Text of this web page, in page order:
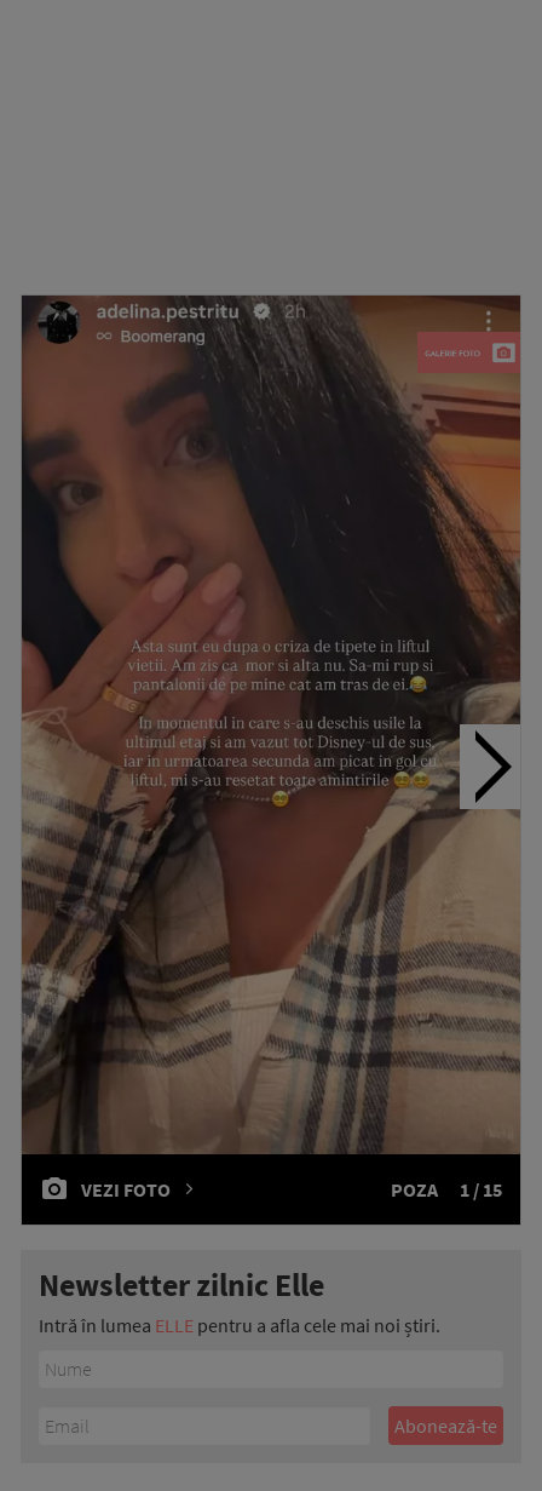
VEZI FOTO POZA 1 / 15
Newsletter zilnic Elle
Intră în lumea ELLE pentru a afla cele mai noi știri.